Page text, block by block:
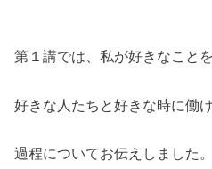
第１講では、私が好きなこと
好きな人たちと好きな時に働
過程についてお伝えしました。